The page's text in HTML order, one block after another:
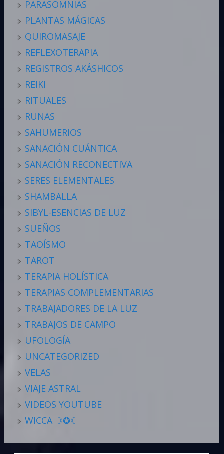
PARASOMNIAS
PLANTAS MÁGICAS
QUIROMASAJE
REFLEXOTERAPIA
REGISTROS AKÁSHICOS
REIKI
RITUALES
RUNAS
SAHUMERIOS
SANACIÓN CUÁNTICA
SANACIÓN RECONECTIVA
SERES ELEMENTALES
SHAMBALLA
SIBYL-ESENCIAS DE LUZ
SUEÑOS
TAOÍSMO
TAROT
TERAPIA HOLÍSTICA
TERAPIAS COMPLEMENTARIAS
TRABAJADORES DE LA LUZ
TRABAJOS DE CAMPO
UFOLOGÍA
UNCATEGORIZED
VELAS
VIAJE ASTRAL
VIDEOS YOUTUBE
WICCA ☽✪☾